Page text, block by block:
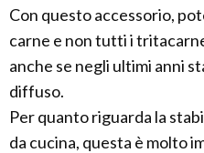
Con questo accessorio,
carne e non tutti i
anche se negli ultimi anni
diffuso.
Per quanto riguarda la
da cucina, questa è molto